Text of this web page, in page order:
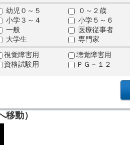
幼児０～５
０～２歳
小学３～４
小学５～６
一般
医療従事者
大学生
専門家
視覚障害用
聴覚障害用
資格試験用
ＰＧ－１２
移動）